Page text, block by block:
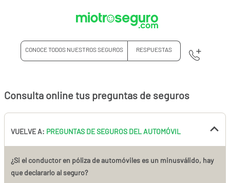
CONOCE TODOS NUESTROS SEGUROS RESPUESTAS
Consulta online tus preguntas de seguros
VUELVE A: PREGUNTAS DE SEGUROS DEL AUTOMÓVIL
¿Si el conductor en póliza de automóviles es un minusválido, hay
que declararlo al seguro?